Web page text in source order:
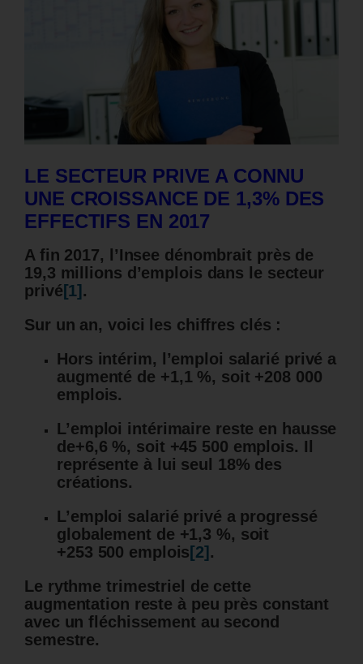
LE SECTEUR PRIVE A CONNU
UNE CROISSANCE DE 1,3% DES
EFFECTIFS EN 2017
A fin 2017, l’Insee dénombrait près de
19,3 millions d’emplois dans le secteur
privé [1] .
Sur un an, voici les chiffres clés :
Hors intérim, l’emploi salarié privé a
augmenté de +1,1 %, soit +208 000
emplois.
L’emploi intérimaire reste en hausse
de+6,6 %, soit +45 500 emplois. Il
représente à lui seul 18% des
créations.
L’emploi salarié privé a progressé
globalement de +1,3 %, soit
+253 500 emplois [2] .
Le rythme trimestriel de cette
augmentation reste à peu près constant
avec un fléchissement au second
semestre.